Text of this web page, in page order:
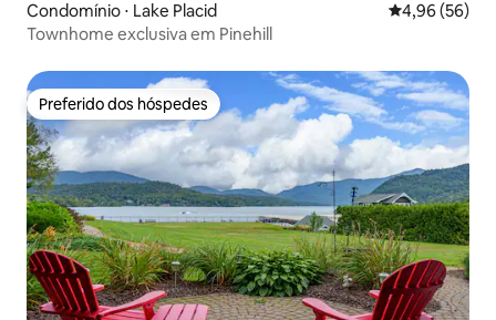
Condomínio ⋅ Lake Placid 4,96 de uma
4,96 (56)
Townhome exclusiva em Pinehill
Preferido dos hóspedes
Preferido dos hóspedes